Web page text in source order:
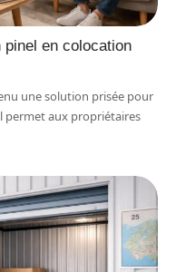
pinel en colocation
une solution prisée pour
permet aux propriétaires